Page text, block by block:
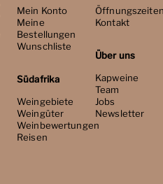
Mein Konto
Meine
Bestellungen
Wunschliste
Südafrika
Weingebiete
Weingüter
Weinbewertungen
Reisen
Kontakt
Über uns
Kapweine
Team
Jobs
Newsletter